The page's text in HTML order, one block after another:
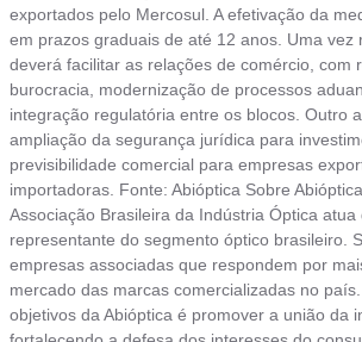
exportados pelo Mercosul. A efetivação da
em prazos graduais de até 12 anos. Uma vez
deverá facilitar as relações de comércio, com
burocracia, modernização de processos
integração regulatória entre os blocos. Outro
ampliação da segurança jurídica para
previsibilidade comercial para empresas
importadoras. Fonte: Abióptica Sobre
Associação Brasileira da Indústria Óptica
representante do segmento óptico brasileiro.
empresas associadas que respondem por
mercado das marcas comercializadas no
objetivos da Abióptica é promover a união da